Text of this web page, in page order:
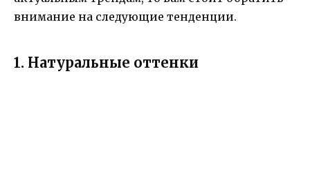
внимание на следующие тенденции.
1. Натуральные оттенки